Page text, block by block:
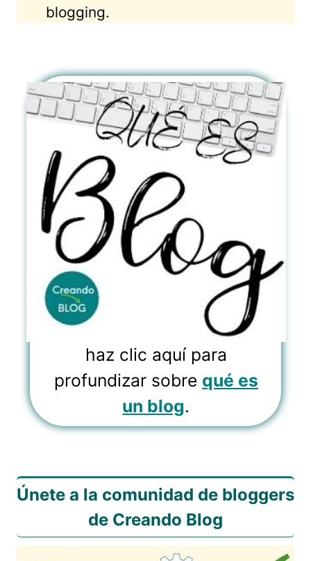
blogging.
haz clic aquí para
profundizar sobre qué es
un blog.
Únete a la comunidad de bloggers
de Creando Blog